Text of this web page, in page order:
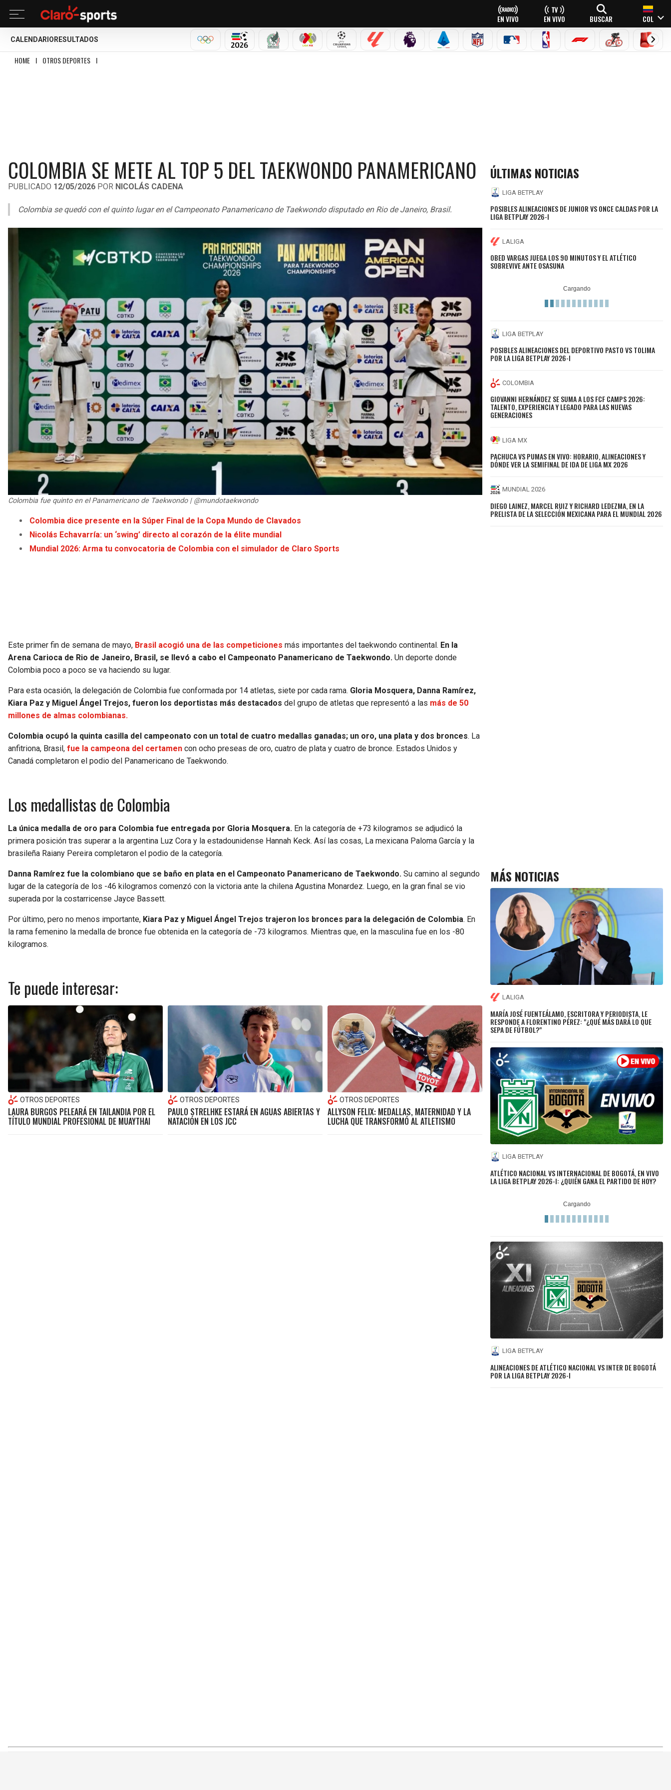
EN VIVO EN VIVO BUSCAR COL
CALENDARIO RESULTADOS
OLÍMPICOSMUNDIAL 2026SELECCIÓN MEXICANA
LIGA MX CHAMPIONS LEAGUE
LALIGA PREMIER LEAGUE
SERIE A NFL MLB NBA FÓRMULA 1CICLISMOBOXEO
HOME I OTROS DEPORTES I
COLOMBIA SE METE AL TOP 5 DEL TAEKWONDO PANAMERICANO
PUBLICADO 12/05/2026 POR NICOLÁS CADENA
Colombia se quedó con el quinto lugar en el Campeonato Panamericano de Taekwondo disputado en Rio de Janeiro, Brasil.
Colombia fue quinto en el Panamericano de Taekwondo | @mundotaekwondo
Colombia dice presente en la Súper Final de la Copa Mundo de Clavados
Nicolás Echavarría: un ‘swing’ directo al corazón de la élite mundial
Mundial 2026: Arma tu convocatoria de Colombia con el simulador de Claro Sports
Este primer fin de semana de mayo, Brasil acogió una de las competiciones más importantes del taekwondo continental. En la
Arena Carioca de Rio de Janeiro, Brasil, se llevó a cabo el Campeonato Panamericano de Taekwondo. Un deporte donde
Colombia poco a poco se va haciendo su lugar.
Para esta ocasión, la delegación de Colombia fue conformada por 14 atletas, siete por cada rama. Gloria Mosquera, Danna Ramírez,
Kiara Paz y Miguel Ángel Trejos, fueron los deportistas más destacados del grupo de atletas que representó a las más de 50
millones de almas colombianas.
Colombia ocupó la quinta casilla del campeonato con un total de cuatro medallas ganadas; un oro, una plata y dos bronces. La
anfitriona, Brasil, fue la campeona del certamen con ocho preseas de oro, cuatro de plata y cuatro de bronce. Estados Unidos y
Canadá completaron el podio del Panamericano de Taekwondo.
Los medallistas de Colombia
La única medalla de oro para Colombia fue entregada por Gloria Mosquera. En la categoría de +73 kilogramos se adjudicó la
primera posición tras superar a la argentina Luz Cora y la estadounidense Hannah Keck. Así las cosas, La mexicana Paloma García y la
brasileña Raiany Pereira completaron el podio de la categoría.
Danna Ramírez fue la colombiano que se baño en plata en el Campeonato Panamericano de Taekwondo. Su camino al segundo
lugar de la categoría de los -46 kilogramos comenzó con la victoria ante la chilena Agustina Monardez. Luego, en la gran final se vio
superada por la costarricense Jayce Bassett.
Por último, pero no menos importante, Kiara Paz y Miguel Ángel Trejos trajeron los bronces para la delegación de Colombia. En
la rama femenino la medalla de bronce fue obtenida en la categoría de -73 kilogramos. Mientras que, en la masculina fue en los -80
kilogramos.
Te puede interesar:
OTROS DEPORTES
LAURA BURGOS PELEARÁ EN TAILANDIA POR EL
TÍTULO MUNDIAL PROFESIONAL DE MUAYTHAI
OTROS DEPORTES
PAULO STRELHKE ESTARÁ EN AGUAS ABIERTAS Y
NATACIÓN EN LOS JCC
OTROS DEPORTES
ALLYSON FELIX: MEDALLAS, MATERNIDAD Y LA
LUCHA QUE TRANSFORMÓ AL ATLETISMO
ÚLTIMAS NOTICIAS
LIGA BETPLAY
POSIBLES ALINEACIONES DE JUNIOR VS ONCE CALDAS POR LA
LIGA BETPLAY 2026-I
LALIGA
OBED VARGAS JUEGA LOS 90 MINUTOS Y EL ATLÉTICO
SOBREVIVE ANTE OSASUNA
LIGA BETPLAY
POSIBLES ALINEACIONES DEL DEPORTIVO PASTO VS TOLIMA
POR LA LIGA BETPLAY 2026-I
COLOMBIA
GIOVANNI HERNÁNDEZ SE SUMA A LOS FCF CAMPS 2026:
TALENTO, EXPERIENCIA Y LEGADO PARA LAS NUEVAS
GENERACIONES
LIGA MX
PACHUCA VS PUMAS EN VIVO: HORARIO, ALINEACIONES Y
DÓNDE VER LA SEMIFINAL DE IDA DE LIGA MX 2026
MUNDIAL 2026
DIEGO LAINEZ, MARCEL RUIZ Y RICHARD LEDEZMA, EN LA
PRELISTA DE LA SELECCIÓN MEXICANA PARA EL MUNDIAL 2026
MÁS NOTICIAS
LALIGA
MARÍA JOSÉ FUENTEÁLAMO, ESCRITORA Y PERIODISTA, LE
RESPONDE A FLORENTINO PÉREZ: "¿QUÉ MÁS DARÁ LO QUE
SEPA DE FÚTBOL?"
LIGA BETPLAY
ATLÉTICO NACIONAL VS INTERNACIONAL DE BOGOTÁ, EN VIVO
LA LIGA BETPLAY 2026-I: ¿QUIÉN GANA EL PARTIDO DE HOY?
LIGA BETPLAY
ALINEACIONES DE ATLÉTICO NACIONAL VS INTER DE BOGOTÁ
POR LA LIGA BETPLAY 2026-I